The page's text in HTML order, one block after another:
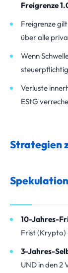
Freigrenze
Freigrenze
über alle
Wenn
Verluste
EStG
Strategien
10-Jahres-
Frist (Krypto)
3-Jahres-
UND in den 2